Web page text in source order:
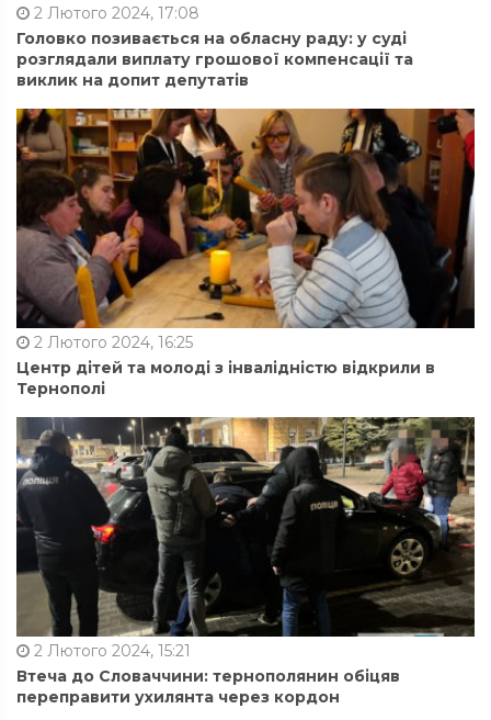
2 Лютого 2024, 17:08
Головко позивається на обласну раду: у суді
розглядали виплату грошової компенсації та
виклик на допит депутатів
2 Лютого 2024, 16:25
Центр дітей та молоді з інвалідністю відкрили в
Тернополі
2 Лютого 2024, 15:21
Втеча до Словаччини: тернополянин обіцяв
переправити ухилянта через кордон